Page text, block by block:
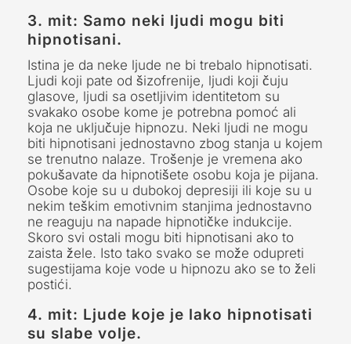
3. mit: Samo neki ljudi mogu biti
hipnotisani.
Istina je da neke ljude ne bi trebalo hipnotisati.
Ljudi koji pate od šizofrenije, ljudi koji čuju
glasove, ljudi sa osetljivim identitetom su
svakako osobe kome je potrebna pomoć ali
koja ne uključuje hipnozu. Neki ljudi ne mogu
biti hipnotisani jednostavno zbog stanja u kojem
se trenutno nalaze. Trošenje je vremena ako
pokušavate da hipnotišete osobu koja je pijana.
Osobe koje su u dubokoj depresiji ili koje su u
nekim teškim emotivnim stanjima jednostavno
ne reaguju na napade hipnotičke indukcije.
Skoro svi ostali mogu biti hipnotisani ako to
zaista žele. Isto tako svako se može odupreti
sugestijama koje vode u hipnozu ako se to želi
postići.
4. mit: Ljude koje je lako hipnotisati
su slabe volje.